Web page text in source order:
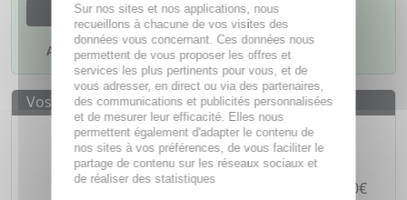
M'avertir dès que le produit sera disponible
Ajouter à mes favoris
Vos avantages
Des prixIMBATTABLES
Paiement en ligneSÉCURISÉ
Paiement en 4 fois sans frais à partir de 30€
Sur nos sites et nos applications, nous
recueillons à chacune de vos visites des
données vous concernant. Ces données nous
permettent de vous proposer les offres et
services les plus pertinents pour vous, et de
vous adresser, en direct ou via des partenaires,
des communications et publicités personnalisées
et de mesurer leur efficacité. Elles nous
permettent également d'adapter le contenu de
nos sites à vos préférences, de vous faciliter le
partage de contenu sur les réseaux sociaux et
de réaliser des statistiques